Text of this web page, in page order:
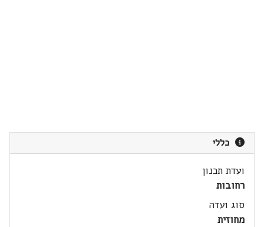
כללי
ועדת תכנון
רחובות
סוג ועדה
מחוזית